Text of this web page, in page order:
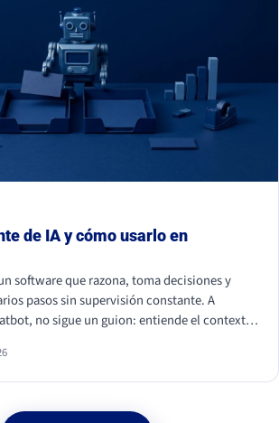
de IA y cómo usarlo en
software que razona, toma decisiones y
pasos sin supervisión constante. A
no sigue un guion: entiende el contexto
leads y monitorizar la conversación social.